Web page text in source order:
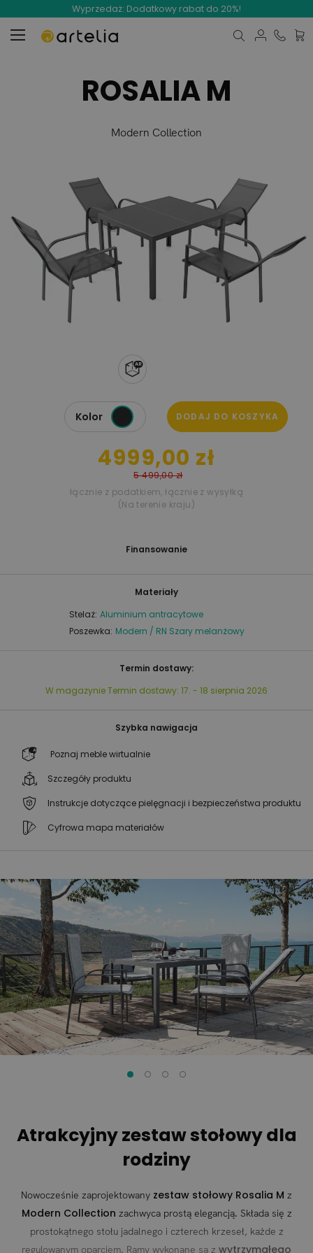
Wyprzedaż: Dodatkowy rabat do 20%!
ROSALIA M
Modern Collection
Kolor DODAJ DO KOSZYKA
4999,00 zł
5 499,00 zł
łącznie z podatkiem,łącznie z wysyłką
(Na terenie kraju)
Materiały
Stelaż: Aluminium antracytowe
Poszewka: Modern / RN Szary melanżowy
Termin dostawy:
W magazynieTermin dostawy: 17. - 18 sierpnia 2026
Szybka nawigacja
Poznaj meble wirtualnie
Szczegóły produktu
Instrukcje dotyczące pielęgnacji i bezpieczeństwa produktu
Cyfrowa mapa materiałów
Finansowanie
Przejdź
koniec
galerii
Przejdź
początek
galerii
Atrakcyjny zestaw stołowy dla
rodziny
Nowocześnie zaprojektowany zestaw stołowy Rosalia M z
Modern Collection zachwyca prostą elegancją. Składa się z
prostokątnego stołu jadalnego i czterech krzeseł, każde z
regulowanym oparciem. Ramy wykonane są z wytrzymałego